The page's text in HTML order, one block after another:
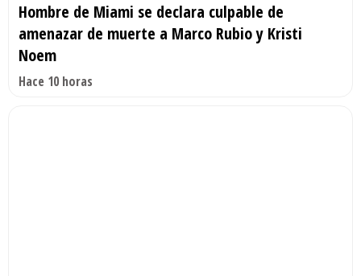
Hombre de Miami se declara culpable de
amenazar de muerte a Marco Rubio y Kristi
Noem
Hace 10 horas